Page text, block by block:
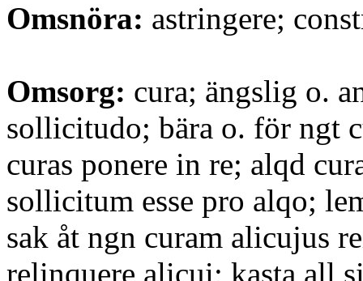
Omsnöra: astringere;
Omsorg: cura; ängslig o.
sollicitudo; bära o. för ngt
curas ponere in re; alqd
sollicitum esse pro alqo;
sak åt ngn curam alicujus
relinquere alicui; kasta all